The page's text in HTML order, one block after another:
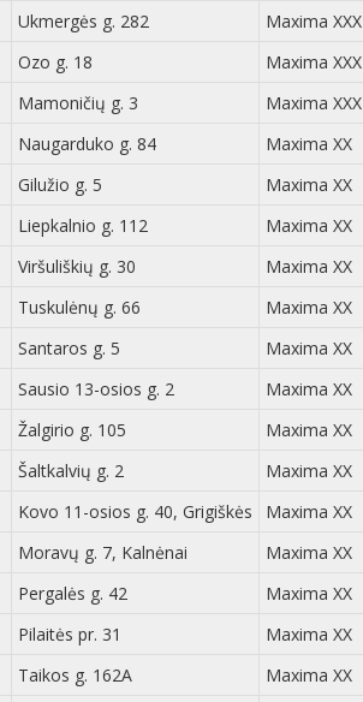
Ukmergės g. 282
Maxima XXX
Ozo g. 18
Maxima XXX
Mamoničių g. 3
Maxima XXX
Naugarduko g. 84
Maxima XX
Gilužio g. 5
Maxima XX
Liepkalnio g. 112
Maxima XX
Viršuliškių g. 30
Maxima XX
Tuskulėnų g. 66
Maxima XX
Santaros g. 5
Maxima XX
Sausio 13-osios g. 2
Maxima XX
Žalgirio g. 105
Maxima XX
Šaltkalvių g. 2
Maxima XX
Kovo 11-osios g. 40, Grigiškės
Maxima XX
Moravų g. 7, Kalnėnai
Maxima XX
Pergalės g. 42
Maxima XX
Pilaitės pr. 31
Maxima XX
Taikos g. 162A Maxima XX